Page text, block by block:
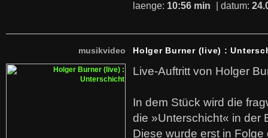
laenge: 10:56 min | datum:
musikvideo Holger Burner (live) :
Live-Auftritt von Holger
In dem Stück wird die
die »Unterschicht« in der
Diese wurde erst in